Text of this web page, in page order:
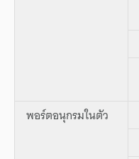
พอร์ตอนุกรมในตัว